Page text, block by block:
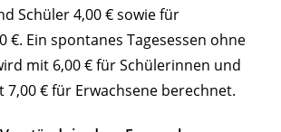
Schüler 4,00 € sowie für
€. Ein spontanes Tagesessen ohne
mit 6,00 € für Schülerinnen und
7,00 € für Erwachsene berechnet.